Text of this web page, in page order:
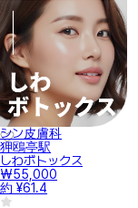
シン皮膚科
狎鴎亭駅
しわボトックス
₩55,000
約 ¥61.4